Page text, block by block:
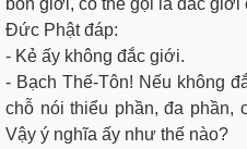
Ðức Phật đáp:
- Kẻ ấy không đắc giới.
- Bạch Thế-Tôn! Nếu không
chỗ nói thiểu phần, đa phần,
Vậy ý nghĩa ấy như thế nào?